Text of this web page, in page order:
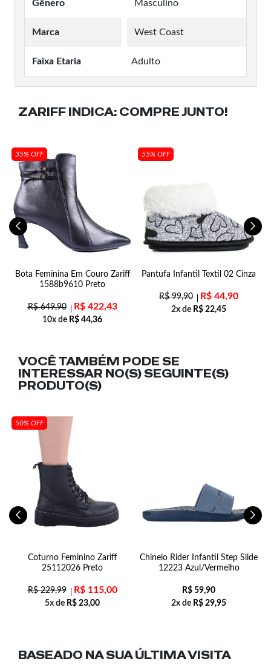
Gênero Masculino
Marca West Coast
Faixa Etaria Adulto
ZARIFF INDICA: COMPRE JUNTO!
35% OFF
Bota Feminina Em Couro Zariff
1588b9610 Preto
R$649,90 R$422,43
10x de R$ 44,36
55% OFF
Pantufa Infantil Textil 02 Cinza
R$99,90 R$ 44,90
2x de R$ 22,45
VOCÊ TAMBÉM PODE SE
INTERESSAR NO(S) SEGUINTE(S)
PRODUTO(S)
50% OFF
Coturno Feminino Zariff
25112026 Preto
R$229,99 R$115,00
5x de R$ 23,00
Chinelo Rider Infantil Step Slide
12223 Azul/Vermelho
R$ 59,90
2x de R$ 29,95
BASEADO NA SUAÚLTIMA VISITA